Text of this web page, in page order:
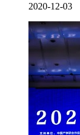
2020-12-03